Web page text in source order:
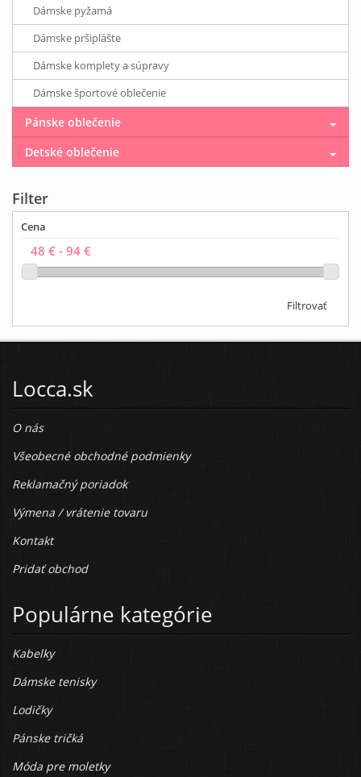
Dámske pyžamá
Dámske pršiplášte
Dámske komplety a súpravy
Dámske športové oblečenie
Pánske oblečenie
Detské oblečenie
Filter
Cena
Filtrovať
Locca.sk
O nás
Všeobecné obchodné podmienky
Reklamačný poriadok
Výmena / vrátenie tovaru
Kontakt
Pridať obchod
Populárne kategórie
Kabelky
Dámske tenisky
Lodičky
Pánske tričká
Móda pre moletky